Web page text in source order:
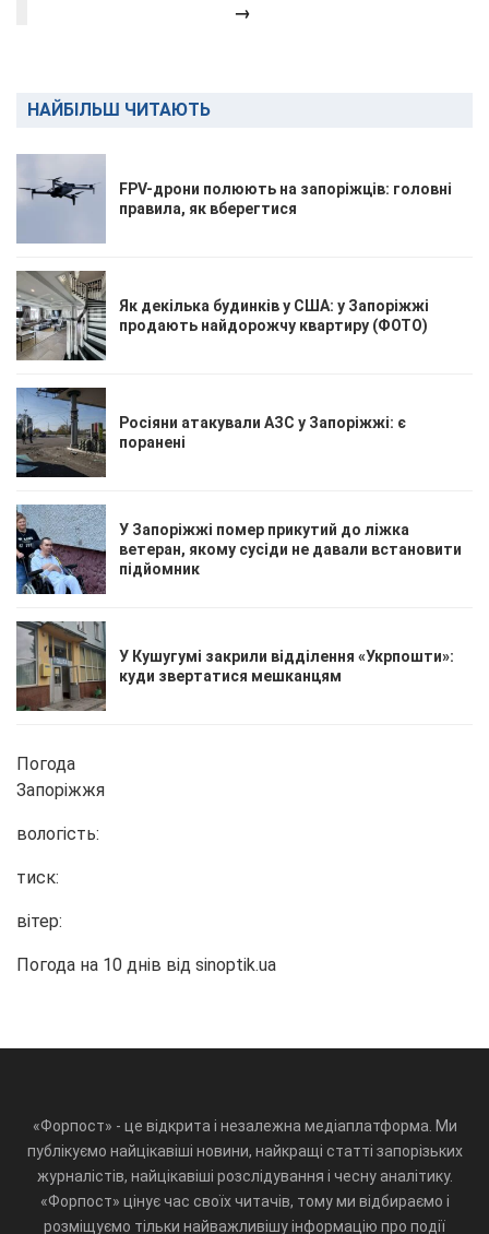
→
НАЙБІЛЬШ ЧИТАЮТЬ
FPV-дрони полюють на запоріжців: головні
правила, як вберегтися
Як декілька будинків у США: у Запоріжжі
продають найдорожчу квартиру (ФОТО)
Росіяни атакували АЗС у Запоріжжі: є
поранені
У Запоріжжі помер прикутий до ліжка
ветеран, якому сусіди не давали встановити
підйомник
У Кушугумі закрили відділення «Укрпошти»:
куди звертатися мешканцям
Погода
Запоріжжя
вологість:
тиск:
вітер:
Погода на 10 днів від sinoptik.ua
«Форпост» - це відкрита і незалежна медіаплатформа. Ми
публікуємо найцікавіші новини, найкращі статті запорізьких
журналістів, найцікавіші розслідування і чесну аналітику.
«Форпост» цінує час своїх читачів, тому ми відбираємо і
розміщуємо тільки найважливішу інформацію про події